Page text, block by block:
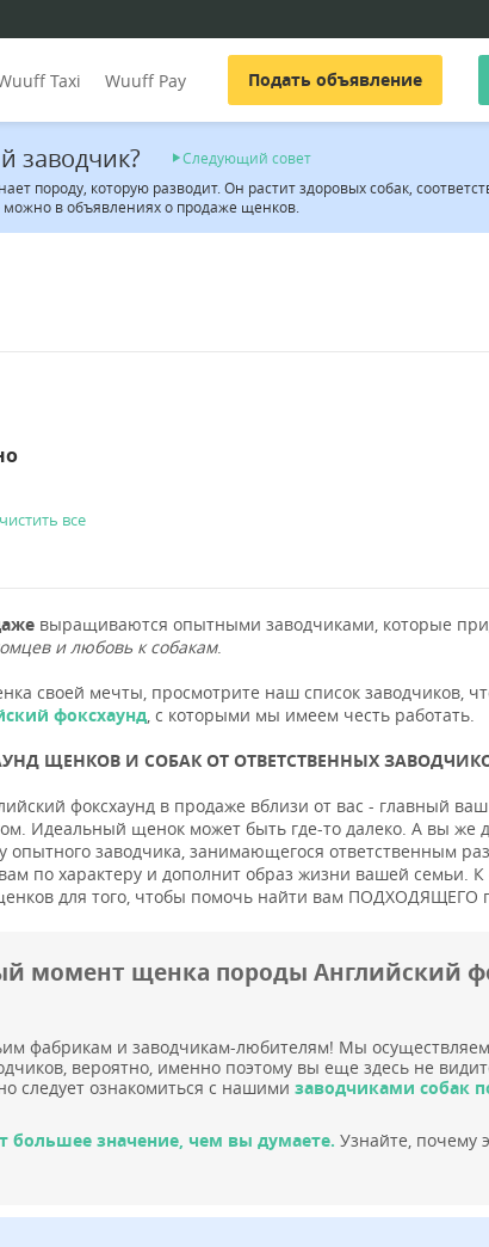
Taxi Wuuff Pay Подать объявление
заводчик?
Следующий совет
породу, которую разводит. Он растит здоровых собак,
в объявлениях о продаже щенков.
все
выращиваются опытными заводчиками, которые
и любовь к собакам.
своей мечты, просмотрите наш список заводчиков,
фоксхаунд, с которыми мы имеем честь работать.
ЩЕНКОВ И СОБАК ОТ ОТВЕТСТВЕННЫХ
фоксхаунд в продаже вблизи от вас - главный
Идеальный щенок может быть где-то далеко. А вы же
заводчика, занимающегося ответственным
по характеру и дополнит образ жизни вашей семьи.
для того, чтобы помочь найти вам ПОДХОДЯЩЕГО
момент щенка породы Английский
фабрикам и заводчикам-любителям! Мы
вероятно, именно поэтому вы еще здесь не
следует ознакомиться с нашими заводчиками собак
большее значение, чем вы думаете. Узнайте, почему